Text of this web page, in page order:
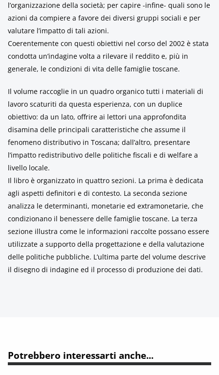
l’organizzazione della società; per capire -infine- quali sono le
azioni da compiere a favore dei diversi gruppi sociali e per
valutare l’impatto di tali azioni.
Coerentemente con questi obiettivi nel corso del 2002 è stata
condotta un’indagine volta a rilevare il reddito e, più in
generale, le condizioni di vita delle famiglie toscane.
Il volume raccoglie in un quadro organico tutti i materiali di
lavoro scaturiti da questa esperienza, con un duplice
obiettivo: da un lato, offrire ai lettori una approfondita
disamina delle principali caratteristiche che assume il
fenomeno distributivo in Toscana; dall’altro, presentare
l’impatto redistributivo delle politiche fiscali e di welfare a
livello locale.
Il libro è organizzato in quattro sezioni. La prima è dedicata
agli aspetti definitori e di contesto. La seconda sezione
analizza le determinanti, monetarie ed extramonetarie, che
condizionano il benessere delle famiglie toscane. La terza
sezione illustra come le informazioni raccolte possano essere
utilizzate a supporto della progettazione e della valutazione
delle politiche pubbliche. L’ultima parte del volume descrive
il disegno di indagine ed il processo di produzione dei dati.
Potrebbero interessarti anche...